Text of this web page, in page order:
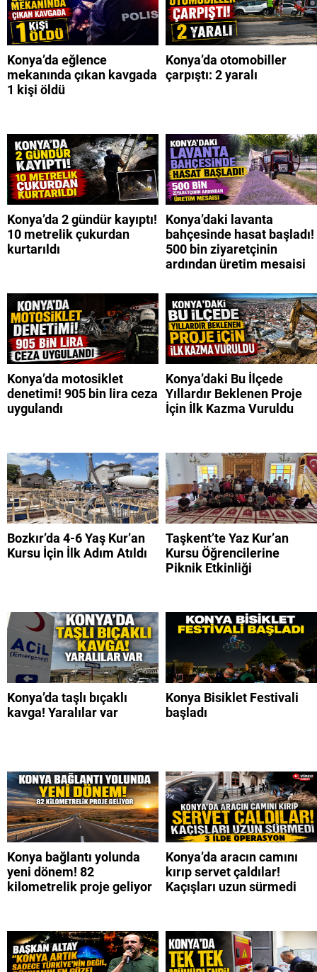
Konya’da eğlence
mekanında çıkan kavgada
1 kişi öldü
Konya’da otomobiller
çarpıştı: 2 yaralı
Konya’da 2 gündür kayıptı!
10 metrelik çukurdan
kurtarıldı
Konya’daki lavanta
bahçesinde hasat başladı!
500 bin ziyaretçinin
ardından üretim mesaisi
Konya’da motosiklet
denetimi! 905 bin lira ceza
uygulandı
Konya’daki Bu İlçede
Yıllardır Beklenen Proje
İçin İlk Kazma Vuruldu
Bozkır’da 4-6 Yaş Kur’an
Kursu İçin İlk Adım Atıldı
Taşkent’te Yaz Kur’an
Kursu Öğrencilerine
Piknik Etkinliği
Konya’da taşlı bıçaklı
kavga! Yaralılar var
Konya Bisiklet Festivali
başladı
Konya bağlantı yolunda
yeni dönem! 82
kilometrelik proje geliyor
Konya’da aracın camını
kırıp servet çaldılar!
Kaçışları uzun sürmedi